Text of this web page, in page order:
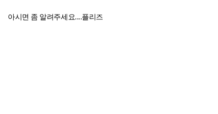
아시면 좀 알려주세요....플리즈